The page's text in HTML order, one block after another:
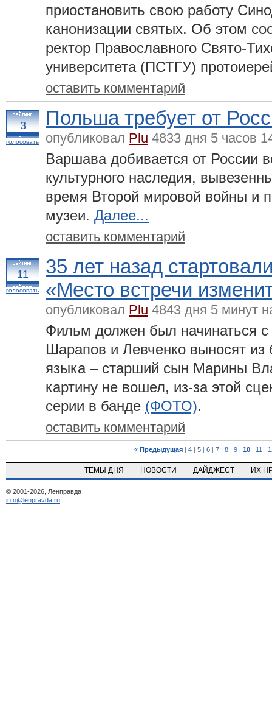
приостановить свою работу
канонизации святых. Об этом
ректор Православного Свято-
университета (ПСТГУ)
оставить комментарий
3
голосовать
Польша требует от
опубликовал Plu 4833 дня 5 часов
Варшава добивается от России
культурного наследия,
время Второй мировой войны и
музеи. Далее...
оставить комментарий
11
голосовать
35 лет назад
«Место встречи
опубликовал Plu 4843 дня 5 минут
Фильм должен был начинаться с
Шарапов и Левченко выносят из
языка – старший сын Марины
картину не вошел, из-за этой
серии в банде (ФОТО).
оставить комментарий
« Предыдущая | 4 | 5 | 6 | 7 | 8 | 9 | 10 | 11 |
ТЕМЫ ДНЯ НОВОСТИ ДАЙДЖЕСТ ИХ
© 2001-2026, Ленправда
info@lenpravda.ru